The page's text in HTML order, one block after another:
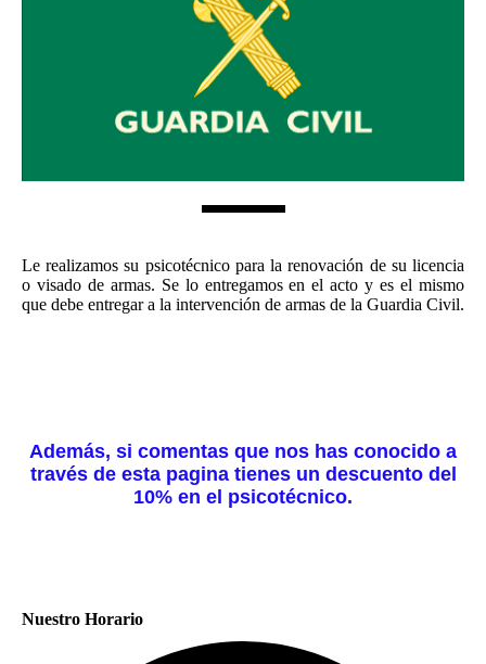
Le realizamos su psicotécnico para la renovación de su licencia
o visado de armas. Se lo entregamos en el acto y es el mismo
que debe entregar a la intervención de armas de la Guardia Civil.
Además, si comentas que nos has conocido a
través de esta pagina tienes un descuento del
10% en el psicotécnico.
Nuestro Horario